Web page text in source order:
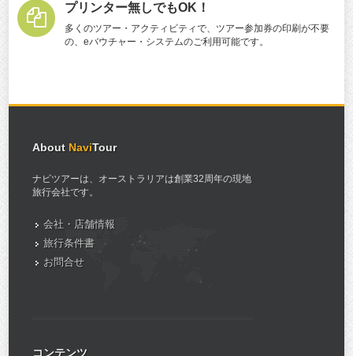
プリンター無しでもOK！
多くのツアー・アクティビティで、ツアー参加券の印刷が不要
の、eバウチャー・システムのご利用可能です。
About NaviTour
ナビツアーは、オーストラリアは創業32周年の現地
旅行会社です。
会社・店舗情報
旅行条件書
お問合せ
コンテンツ